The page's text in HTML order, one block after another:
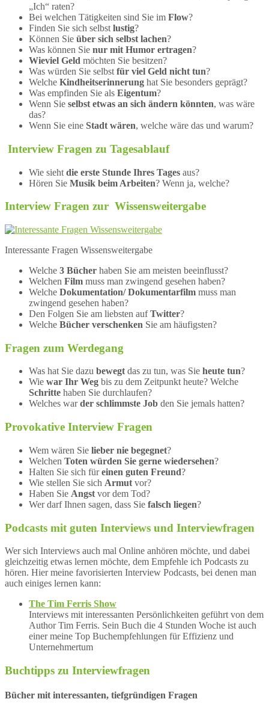
„Ich“ raten?
Bei welchen Tätigkeiten sind Sie im Flow?
Finden Sie sich selbst lustig?
Können Sie über sich selbst lachen?
Was können Sie nur mit Humor ertragen?
Wieviel Geld möchten Sie besitzen?
Was würden Sie selbst für viel Geld nicht tun?
Welche Kindheitserinnerung hat Sie besonders geprägt?
Was empfinden Sie als Eigentum?
Wenn Sie selbst etwas an sich ändern könnten, was wäre
das?
Wenn Sie eine Stadt wären, welche wäre das und warum?
Interview Fragen zu Tagesablauf
Wie sieht die erste Stunde Ihres Tages aus?
Hören Sie Musik beim Arbeiten? Wenn ja, welche?
Interview Fragen zur Wissensweitergabe
Interessante Fragen Wissensweitergabe
Welche 3 Bücher haben Sie am meisten beeinflusst?
Welchen Film muss man zwingend gesehen haben?
Welche Dokumentation/ Dokumentarfilm muss man
zwingend gesehen haben?
Den Folgen Sie am liebsten aufTwitter?
Welche Bücher verschenken Sie am häufigsten?
Fragen zum Werdegang
Was hat Sie dazu bewegtdas zu tun, was Sie heute tun?
Wie war Ihr Weg bis zu dem Zeitpunkt heute? Welche
Schritte haben Sie durchlaufen?
Welches warder schlimmste Job den Sie jemals hatten?
Provokative Interview Fragen
Wem wären Sie lieber nie begegnet?
Welchen Toten würden Sie gerne wiedersehen?
Halten Sie sich füreinen guten Freund?
Wie stellen Sie sich Armut vor?
Haben Sie Angst vor dem Tod?
Wer darf Ihnen sagen, dass Sie falsch liegen?
Podcasts mit guten Interviews und Interviewfragen
Wer sich Interviews auch mal Online anhören möchte, und dabei
gleichzeitig etwas lernen möchte, dem Empfehle ich Podcasts zu
hören. Hier meine favorisierten Interview Podcasts, bei denen man
auch einiges lernen kann:
The Tim Ferris Show
Interviews mit interessanten Persönlichkeiten geführt von dem
Author Tim Ferris. Sein Buch die 4 Stunden Woche ist auch
einer meine Top Buchempfehlungen für Effizienz und
Unternehmertum
Buchtipps zu Interviewfragen
Bücher mit interessanten, tiefgründigen Fragen